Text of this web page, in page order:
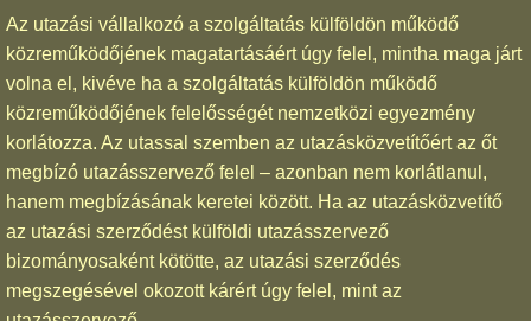
Az utazási vállalkozó a szolgáltatás külföldön működő
közreműködőjének magatartásáért úgy felel, mintha maga járt
volna el, kivéve ha a szolgáltatás külföldön működő
közreműködőjének felelősségét nemzetközi egyezmény
korlátozza. Az utassal szemben az utazásközvetítőért az őt
megbízó utazásszervező felel – azonban nem korlátlanul,
hanem megbízásának keretei között. Ha az utazásközvetítő
az utazási szerződést külföldi utazásszervező
bizományosaként kötötte, az utazási szerződés
megszegésével okozott kárért úgy felel, mint az